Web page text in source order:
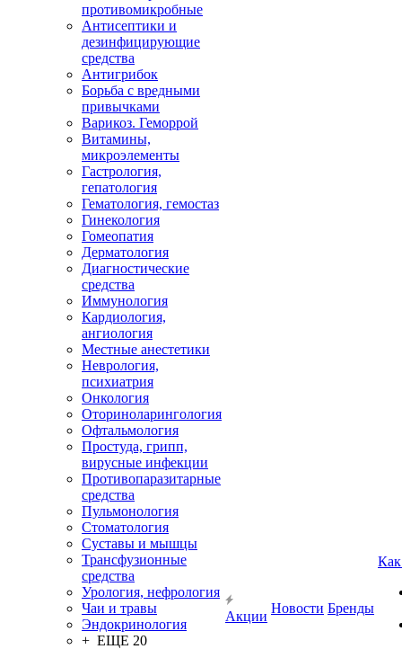
противомикробные
Антисептики и
дезинфицирующие
средства
Антигрибок
Борьба с вредными
привычками
Варикоз. Геморрой
Витамины,
микроэлементы
Гастрология,
гепатология
Гематология, гемостаз
Гинекология
Гомеопатия
Дерматология
Диагностические
средства
Иммунология
Кардиология,
ангиология
Местные анестетики
Неврология,
психиатрия
Онкология
Оториноларингология
Офтальмология
Простуда, грипп,
вирусные инфекции
Противопаразитарные
средства
Пульмонология
Стоматология
Суставы и мышцы
Трансфузионные
средства
Урология, нефрология
Чаи и травы
Эндокринология
+ ЕЩЕ 20
Акции
Новости Бренды